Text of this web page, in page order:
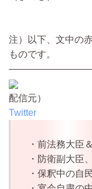
注）以下、文中の
ものです。
配信元）
Twitter
・前法務大臣
・防衛副大臣
・保釈中の自